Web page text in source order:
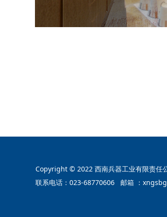
Copyright © 2022 西南兵器工业有限责任
联系电话：023-68770606 邮箱 ：